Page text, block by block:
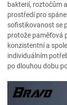
bakterií, roztočům
prostředí pro
sofistikovanost se
protože paměťová
konzistentní a
individuálním
po dlouhou dobu